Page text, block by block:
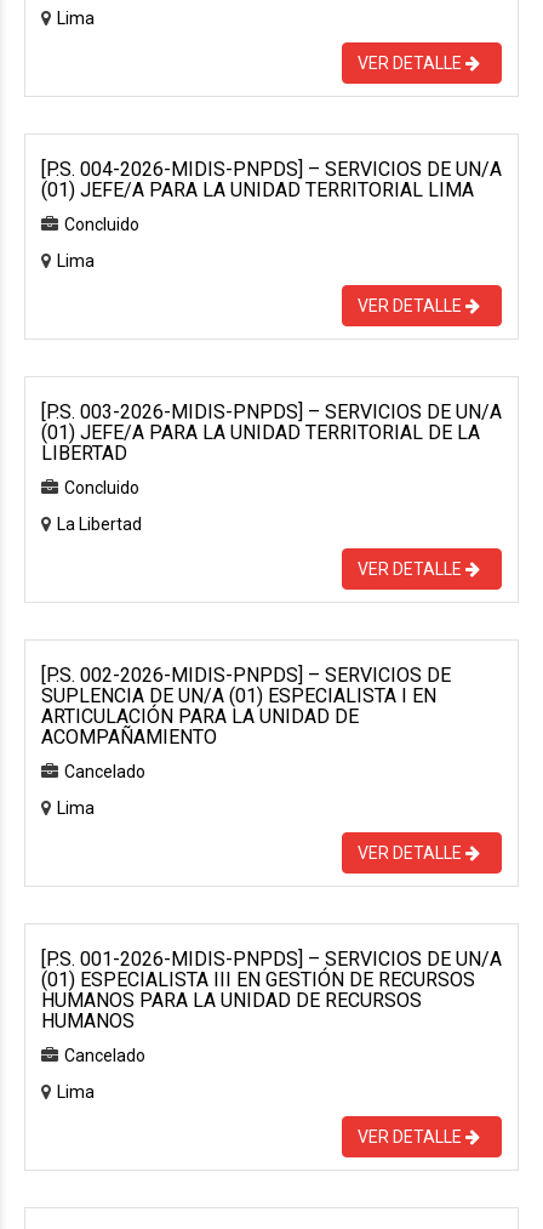
Lima
VER DETALLE
[P.S. 004-2026-MIDIS-PNPDS] – SERVICIOS DE UN/A
(01) JEFE/A PARA LA UNIDAD TERRITORIAL LIMA
Concluido
Lima
VER DETALLE
[P.S. 003-2026-MIDIS-PNPDS] – SERVICIOS DE UN/A
(01) JEFE/A PARA LA UNIDAD TERRITORIAL DE LA
LIBERTAD
Concluido
La Libertad
VER DETALLE
[P.S. 002-2026-MIDIS-PNPDS] – SERVICIOS DE
SUPLENCIA DE UN/A (01) ESPECIALISTA I EN
ARTICULACIÓN PARA LA UNIDAD DE
ACOMPAÑAMIENTO
Cancelado
Lima
VER DETALLE
[P.S. 001-2026-MIDIS-PNPDS] – SERVICIOS DE UN/A
(01) ESPECIALISTA III EN GESTIÓN DE RECURSOS
HUMANOS PARA LA UNIDAD DE RECURSOS
HUMANOS
Cancelado
Lima
VER DETALLE